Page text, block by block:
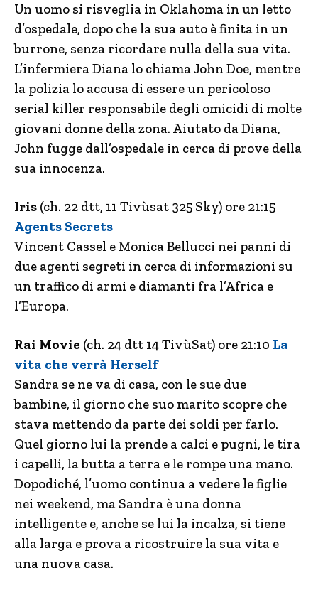
Un uomo si risveglia in Oklahoma in un letto
d’ospedale, dopo che la sua auto è finita in un
burrone, senza ricordare nulla della sua vita.
L’infermiera Diana lo chiama John Doe, mentre
la polizia lo accusa di essere un pericoloso
serial killer responsabile degli omicidi di molte
giovani donne della zona. Aiutato da Diana,
John fugge dall’ospedale in cerca di prove della
sua innocenza.
Iris (ch. 22 dtt, 11 Tivùsat 325 Sky) ore 21:15
Agents Secrets
Vincent Cassel e Monica Bellucci nei panni di
due agenti segreti in cerca di informazioni su
un traffico di armi e diamanti fra l’Africa e
l’Europa.
Rai Movie (ch. 24 dtt 14 TivùSat) ore 21:10 La
vita che verrà Herself
Sandra se ne va di casa, con le sue due
bambine, il giorno che suo marito scopre che
stava mettendo da parte dei soldi per farlo.
Quel giorno lui la prende a calci e pugni, le tira
i capelli, la butta a terra e le rompe una mano.
Dopodiché, l’uomo continua a vedere le figlie
nei weekend, ma Sandra è una donna
intelligente e, anche se lui la incalza, si tiene
alla larga e prova a ricostruire la sua vita e
una nuova casa.